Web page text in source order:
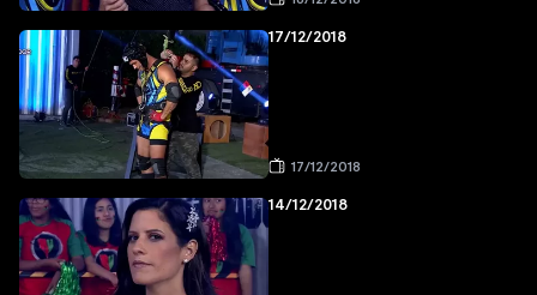
17/12/2018
17/12/2018
14/12/2018